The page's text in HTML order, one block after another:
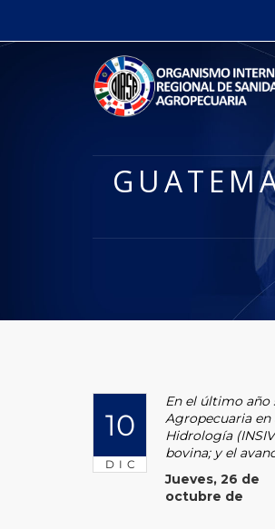
10
DIC
En el último año
Agropecuaria
Hidrología
bovina; y el
Jueves, 26 de
octubre de